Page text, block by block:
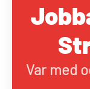
Var med